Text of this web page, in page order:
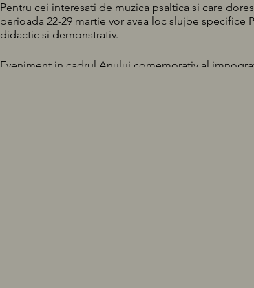
Pentru cei interesati de muzica psaltica si care
perioada 22-29 martie vor avea loc slujbe
didactic si demonstrativ.
Eveniment in cadrul Anului comemorativ al